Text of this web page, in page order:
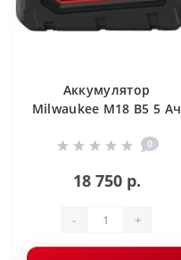
Аккумулятор
Milwaukee M18 B5 5 Ач
0
18 750 р.
- +